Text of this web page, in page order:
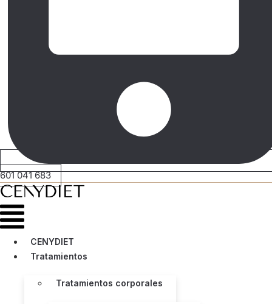
601 041 683
Menú
CENYDIET
Tratamientos
Tratamientos corporales